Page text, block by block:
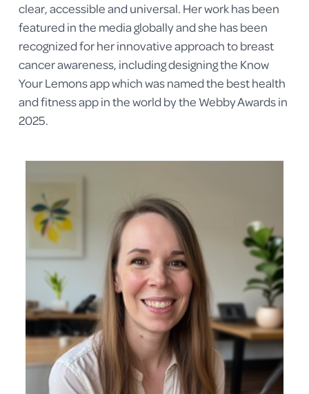
clear, accessible and universal. Her work has been
featured in the media globally and she has been
recognized for her innovative approach to breast
cancer awareness, including designing the Know
Your Lemons app which was named the best health
and fitness app in the world by the Webby Awards in
2025.